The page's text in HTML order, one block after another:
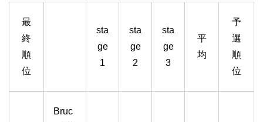
最
終
順
位
sta
ge
1
sta
ge
2
sta
ge
3
平
均
予
選
順
位
Bruc